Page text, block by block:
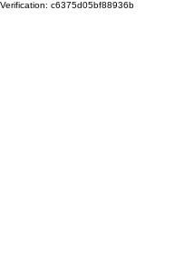
Verification: c6375d05bf88936b